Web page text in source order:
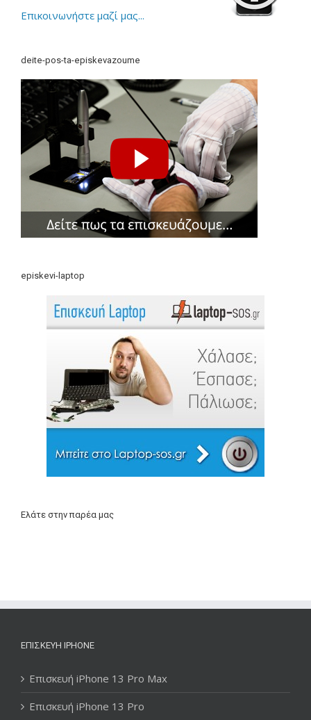
Επικοινωνήστε μαζί μας...
deite-pos-ta-episkevazoume
episkevi-laptop
Ελάτε στην παρέα μας
ΕΠΙΣΚΕΥΉ IPHONE
Επισκευή iPhone 13 Pro Max
Επισκευή iPhone 13 Pro